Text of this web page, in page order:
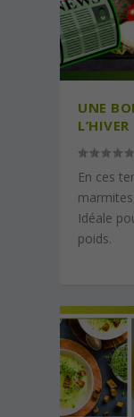
UNE
L’HIVER
En ces
Idéale
poids.